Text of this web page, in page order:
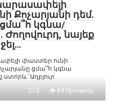
Քոչարյանի դեմ.
կգնա/
Ժողովուրդ, նայեք
փաստեր ունի
ցմա՞հ կգնա
ստորև՝ Աղբյուր
0 64 Просмотр